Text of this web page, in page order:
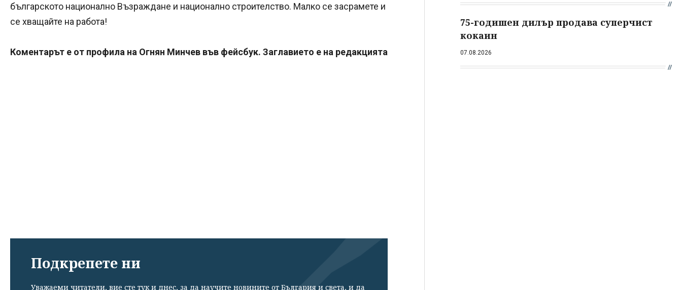
българското национално Възраждане и национално строителство. Малко се засрамете и
се хващайте на работа!
Коментарът е от профила на Огнян Минчев във фейсбук. Заглавието е на редакцията
Подкрепете ни
Уважаеми читатели, вие сте тук и днес, за да научите новините от България и света, и да
75-годишен дилър продава суперчист
кокаин
07.08.2026